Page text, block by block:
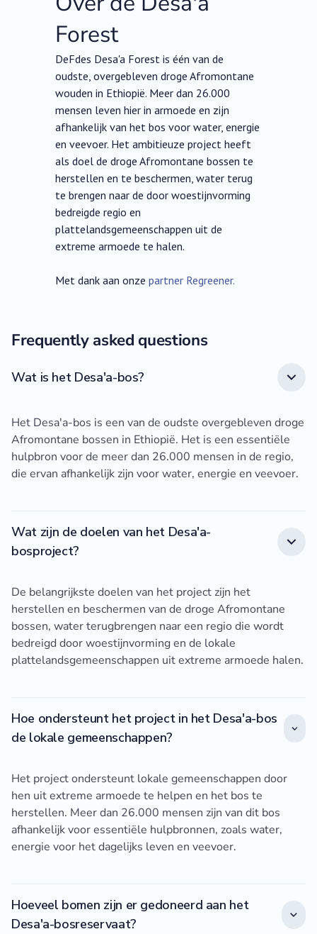
Forest
DeFdes Desa'a Forest is één van de
oudste, overgebleven droge Afromontane
wouden in Ethiopië. Meer dan 26.000
mensen leven hier in armoede en zijn
afhankelijk van het bos voor water, energie
en veevoer. Het ambitieuze project heeft
als doel de droge Afromontane bossen te
herstellen en te beschermen, water terug
te brengen naar de door woestijnvorming
bedreigde regio en
plattelandsgemeenschappen uit de
extreme armoede te halen.
Met dank aan onzepartner Regreener.
Frequently asked questions
Wat is het Desa'a-bos?
Het Desa'a-bos is een van de oudste overgebleven droge
Afromontane bossen in Ethiopië. Het is een essentiële
hulpbron voor de meer dan 26.000 mensen in de regio,
die ervan afhankelijk zijn voor water, energie en veevoer.
Wat zijn de doelen van het Desa'a-
bosproject?
De belangrijkste doelen van het project zijn het
herstellen en beschermen van de droge Afromontane
bossen, water terugbrengen naar een regio die wordt
bedreigd door woestijnvorming en de lokale
plattelandsgemeenschappen uit extreme armoede halen.
Hoe ondersteunt het project in het Desa'a-bos
de lokale gemeenschappen?
Het project ondersteunt lokale gemeenschappen door
hen uit extreme armoede te helpen en het bos te
herstellen. Meer dan 26.000 mensen zijn van dit bos
afhankelijk voor essentiële hulpbronnen, zoals water,
energie voor het dagelijks leven en veevoer.
Hoeveel bomen zijn er gedoneerd aan het
Desa'a-bosreservaat?